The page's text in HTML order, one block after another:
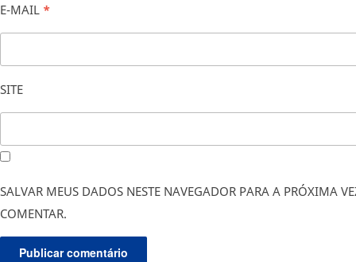
E-MAIL *
SITE
SALVAR MEUS DADOS NESTE NAVEGADOR PARA A PRÓXIMA
COMENTAR.